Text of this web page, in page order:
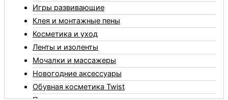
Игры развивающие
Клея и монтажные пены
Косметика и уход
Ленты и изоленты
Мочалки и массажеры
Новогодние аксессуары
Обувная косметика Twist